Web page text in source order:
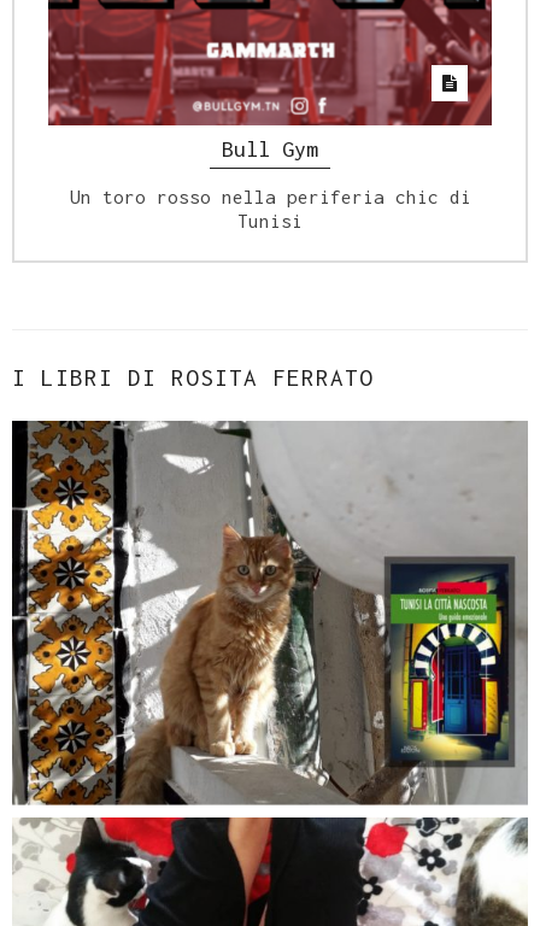
Bull Gym
Un toro rosso nella periferia chic di
Tunisi
I LIBRI DI ROSITA FERRATO